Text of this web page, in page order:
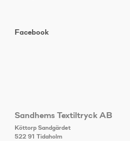
Facebook
Sandhems Textiltryck AB
Köttorp Sandgärdet
522 91 Tidaholm